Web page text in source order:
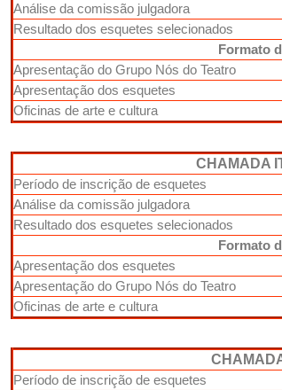
Análise da comissão julgadora
Resultado dos esquetes selecionados
Formato
Apresentação do Grupo Nós do Teatro
Apresentação dos esquetes
Oficinas de arte e cultura
CHAMADA
Período de inscrição de esquetes
Análise da comissão julgadora
Resultado dos esquetes selecionados
Formato
Apresentação dos esquetes
Apresentação do Grupo Nós do Teatro
Oficinas de arte e cultura
Período de inscrição de esquetes